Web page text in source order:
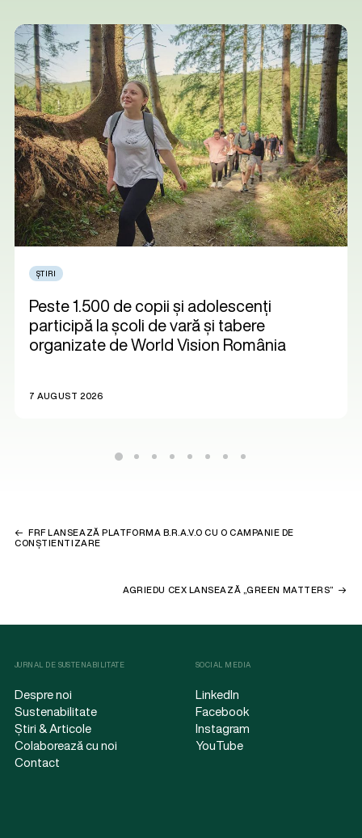
ȘTIRI
Peste 1.500 de copii și adolescenți
participă la școli de vară și tabere
organizate de World Vision România
7 AUGUST 2026
FRF LANSEAZĂ PLATFORMA B.R.A.V.O CU O CAMPANIE DE
CONȘTIENTIZARE
AGRIEDU CEX LANSEAZĂ „GREEN MATTERS”
JURNAL DE SUSTENABILITATE
Despre noi
Sustenabilitate
Știri & Articole
Colaborează cu noi
Contact
SOCIAL MEDIA
LinkedIn
Facebook
Instagram
YouTube